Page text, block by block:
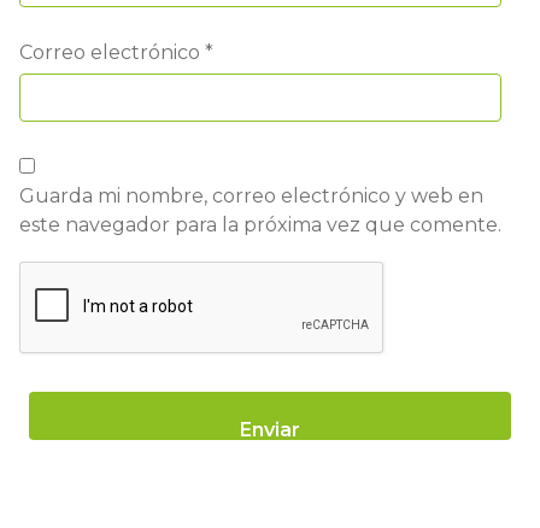
Correo electrónico *
Guarda mi nombre, correo electrónico y web en
este navegador para la próxima vez que comente.